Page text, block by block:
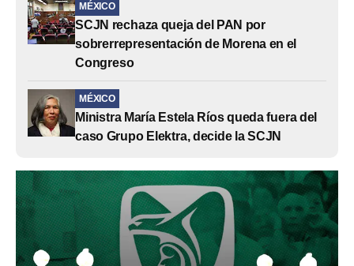
MÉXICO
SCJN rechaza queja del PAN por
sobrerrepresentación de Morena en el
Congreso
MÉXICO
Ministra María Estela Ríos queda fuera del
caso Grupo Elektra, decide la SCJN